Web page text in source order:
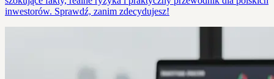
inwestorów. Sprawdź, zanim zdecydujesz!